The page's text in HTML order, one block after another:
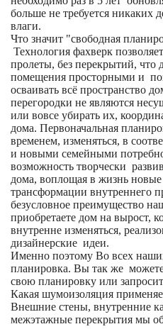
больше не требуется никаких
влаги.
Что значит "свободная
Технология фахверк
пролеты, без перекрытий, что
помещения просторными и
осваивать всё пространство
перегородки не являются
или вовсе убирать их,
дома. Первоначальная
временем, изменяться, в
и новыми семейными
возможность творчески
дома, воплощая в жизнь
трансформации внутреннего
безусловное преимущество
приобретаете дом на
внутренне изменяться,
дизайнерские идеи.
Именно поэтому Во всех
планировка. Вы так же можете
свою планировку или
Какая шумоизоляция
Внешние стены, внутренние
межэтажные перекрытия мы